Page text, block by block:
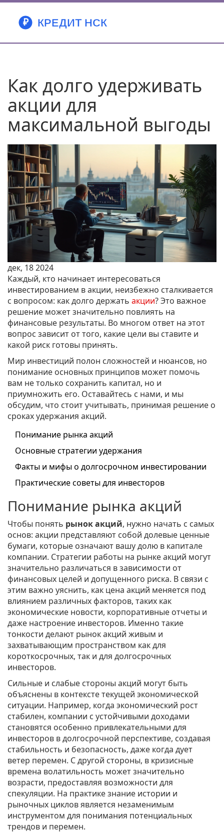
Как долго удерживать
акции для
максимальной выгоды
дек, 18 2024
Каждый, кто начинает интересоваться
инвестированием в акции, неизбежно сталкивается
с вопросом: как долго держать акции? Это важное
решение может значительно повлиять на
финансовые результаты. Во многом ответ на этот
вопрос зависит от того, какие цели вы ставите и
какой риск готовы принять.
Мир инвестиций полон сложностей и нюансов, но
понимание основных принципов может помочь
вам не только сохранить капитал, но и
приумножить его. Оставайтесь с нами, и мы
обсудим, что стоит учитывать, принимая решение о
сроках удержания акций.
Понимание рынка акций
Основные стратегии удержания
Факты и мифы о долгосрочном инвестировании
Практические советы для инвесторов
Понимание рынка акций
Чтобы понять рынок акций, нужно начать с самых
основ: акции представляют собой долевые ценные
бумаги, которые означают вашу долю в капитале
компании. Стратегии работы на рынке акций могут
значительно различаться в зависимости от
финансовых целей и допущенного риска. В связи с
этим важно уяснить, как цена акций меняется под
влиянием различных факторов, таких как
экономические новости, корпоративные отчеты и
даже настроение инвесторов. Именно такие
тонкости делают рынок акций живым и
захватывающим пространством как для
короткосрочных, так и для долгосрочных
инвесторов.
Сильные и слабые стороны акций могут быть
объяснены в контексте текущей экономической
ситуации. Например, когда экономический рост
стабилен, компании с устойчивыми доходами
становятся особенно привлекательными для
инвесторов в долгосрочной перспективе, создавая
стабильность и безопасность, даже когда дует
ветер перемен. С другой стороны, в кризисные
времена волатильность может значительно
возрасти, предоставляя возможности для
спекуляции. На практике знание истории и
рыночных циклов является незаменимым
инструментом для понимания потенциальных
трендов и перемен.